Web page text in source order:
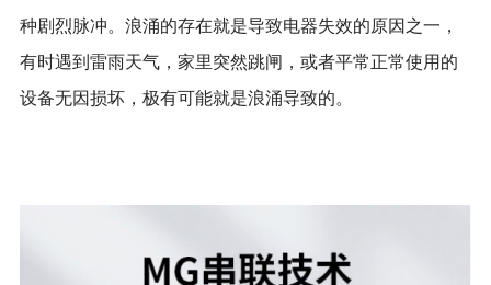
种剧烈脉冲。浪涌的存在就是导致电器失效的原因之一，
有时遇到雷雨天气，家里突然跳闸，或者平常正常使用的
设备无因损坏，极有可能就是浪涌导致的。